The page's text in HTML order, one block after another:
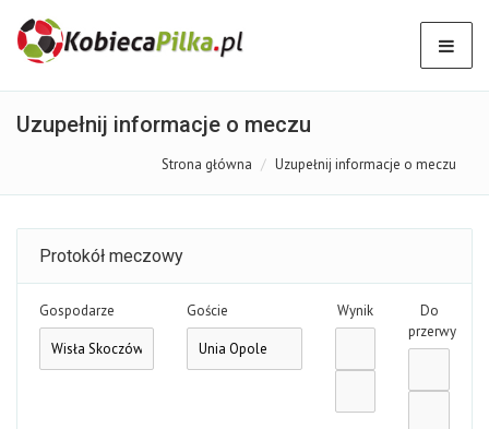
Uzupełnij informacje o meczu
Strona główna Uzupełnij informacje o meczu
Protokół meczowy
Gospodarze Goście Wynik
Do
przerwy